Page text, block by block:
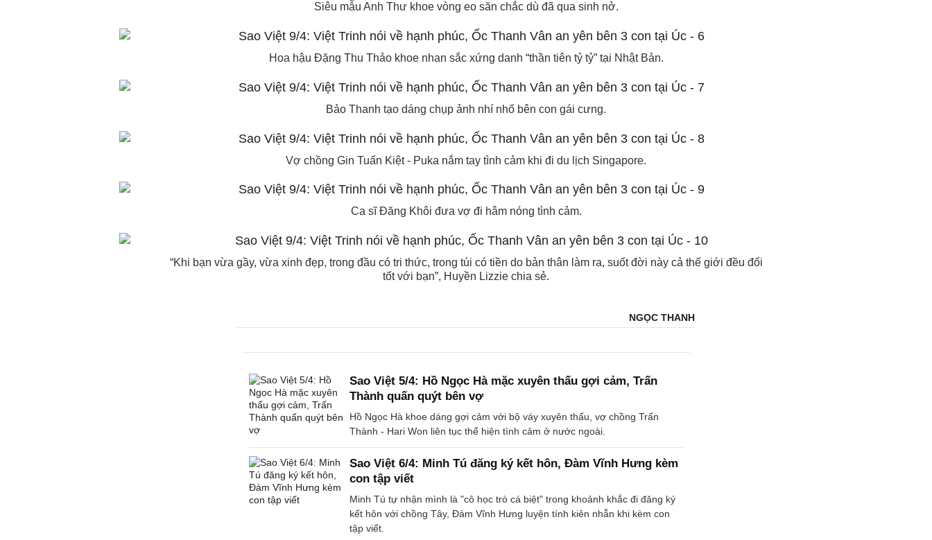
Siêu mẫu Anh Thư khoe vòng eo săn chắc dù đã qua sinh nở.
Hoa hậu Đặng Thu Thảo khoe nhan sắc xứng danh “thần tiên tỷ tỷ” tại Nhật Bản.
Bảo Thanh tạo dáng chụp ảnh nhí nhố bên con gái cưng.
Vợ chồng Gin Tuấn Kiệt - Puka nắm tay tình cảm khi đi du lịch Singapore.
Ca sĩ Đăng Khôi đưa vợ đi hâm nóng tình cảm.
“Khi bạn vừa gầy, vừa xinh đẹp, trong đầu có tri thức, trong túi có tiền do bản thân làm ra, suốt đời này cả thế giới đều đối
tốt với bạn”, Huyền Lizzie chia sẻ.
NGỌC THANH
Sao Việt 5/4: Hồ Ngọc Hà mặc xuyên thấu gợi cảm, Trấn
Thành quấn quýt bên vợ
Hồ Ngọc Hà khoe dáng gợi cảm với bộ váy xuyên thấu, vợ chồng Trấn
Thành - Hari Won liên tục thể hiện tình cảm ở nước ngoài.
Sao Việt 6/4: Minh Tú đăng ký kết hôn, Đàm Vĩnh Hưng kèm
con tập viết
Minh Tú tự nhận mình là "cô học trò cá biệt" trong khoảnh khắc đi đăng ký
kết hôn với chồng Tây, Đàm Vĩnh Hưng luyện tính kiên nhẫn khi kèm con
tập viết.